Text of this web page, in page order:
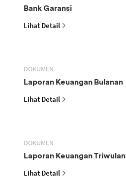
Bank Garansi
Lihat Detail
DOKUMEN
Laporan Keuangan Bulanan
Lihat Detail
DOKUMEN
Laporan Keuangan Triwulan
Lihat Detail